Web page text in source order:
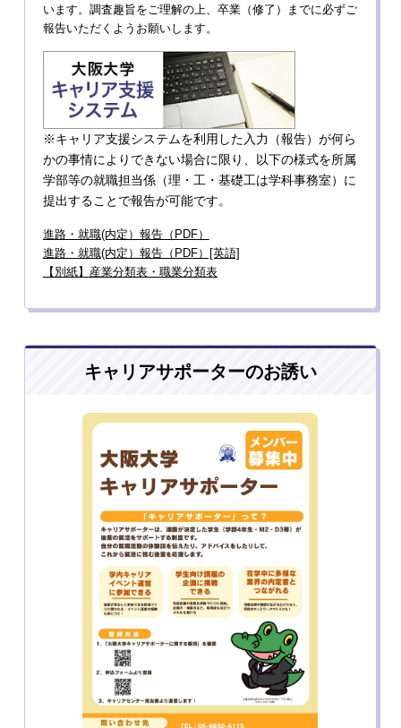
います。調査趣旨をご理解の上、卒業（修了）までに必ずご
報告いただくようお願いします。
※キャリア支援システムを利用した入力（報告）が何ら
かの事情によりできない場合に限り、以下の様式を所属
学部等の就職担当係（理・工・基礎工は学科事務室）に
提出することで報告が可能です。
進路・就職(内定）報告（PDF）
進路・就職(内定）報告（PDF）[英語]
【別紙】産業分類表・職業分類表
キャリアサポーターのお誘い